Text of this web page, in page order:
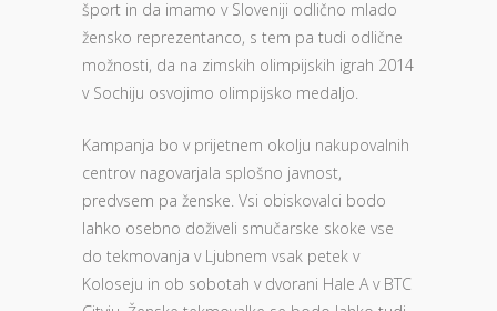
šport in da imamo v Sloveniji odlično mlado
žensko reprezentanco, s tem pa tudi odlične
možnosti, da na zimskih olimpijskih igrah 2014
v Sochiju osvojimo olimpijsko medaljo.
Kampanja bo v prijetnem okolju nakupovalnih
centrov nagovarjala splošno javnost,
predvsem pa ženske. Vsi obiskovalci bodo
lahko osebno doživeli smučarske skoke vse
do tekmovanja v Ljubnem vsak petek v
Koloseju in ob sobotah v dvorani Hale A v BTC